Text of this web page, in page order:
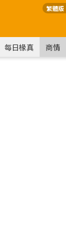
繁體版
每日椽真 商情